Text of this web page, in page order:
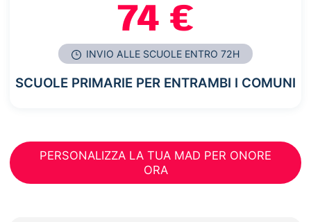
74 €
INVIO ALLE SCUOLE ENTRO 72H
SCUOLE PRIMARIE PER ENTRAMBI I COMUNI
PERSONALIZZA LA TUA MAD PER ONORE
ORA